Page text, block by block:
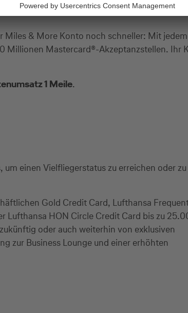
& More Konto noch schneller: Mit jedem
Millionen Mastercard®-Akzeptanzstellen. Ihr
1 Meile.
einen Vielfliegerstatus zu erreichen oder zu
Gold Credit Card, Lufthansa
Lufthansa HON Circle Credit Card bis zu
oder auch weiterhin von exklusiven
zur Business Lounge und einer erhöhten